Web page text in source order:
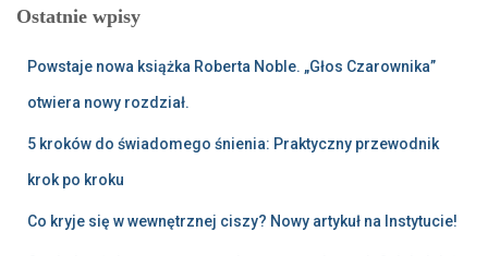
Ostatnie wpisy
Powstaje nowa książka Roberta Noble. „Głos Czarownika”
otwiera nowy rozdział.
5 kroków do świadomego śnienia: Praktyczny przewodnik
krok po kroku
Co kryje się w wewnętrznej ciszy? Nowy artykuł na Instytucie!